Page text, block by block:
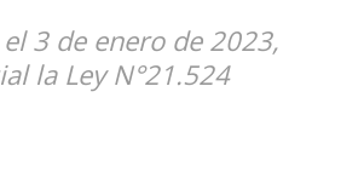
3 de enero de 2023,
la Ley N°21.524